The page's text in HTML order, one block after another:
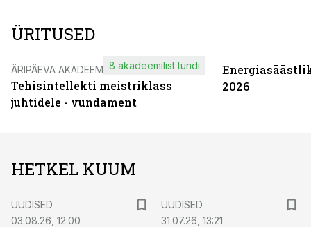
ÜRITUSED
ÄRIPÄEVA AKADEEMIA
Tehisintellekti meistriklass
juhtidele - vundament
8 akadeemilist tundi
2026
HETKEL KUUM
UUDISED
03.08.26, 12:00
UUDISED
31.07.26, 13:21